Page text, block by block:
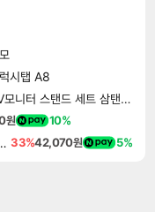
시탭 A8
세트 삼탠바이미 스탠바이미
원 10%
Spider-Man 2 33%42,070원 5%